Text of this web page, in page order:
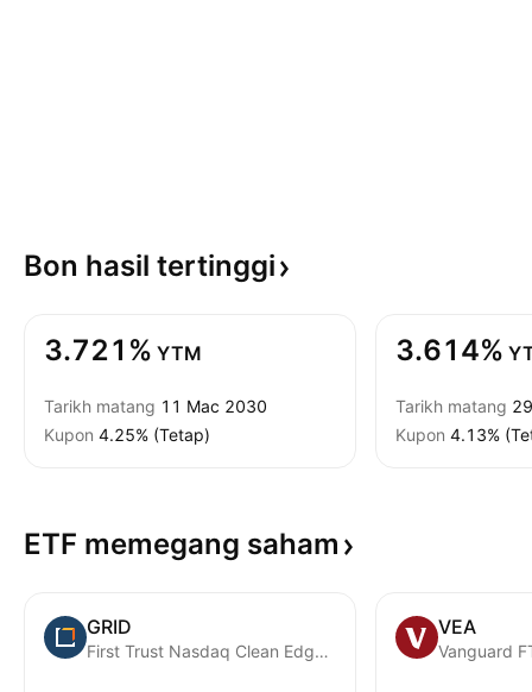
Bon hasil tertinggi
3.721% YTM
Tarikh matang 11 Mac 2030
Kupon 4.25% (Tetap)
3.614%
Tarikh matang
Kupon 4.13%
ETF memegang saham
GRID
First Trust Nasdaq Clean Edge Smart GRID Infrastructure Index
VEA